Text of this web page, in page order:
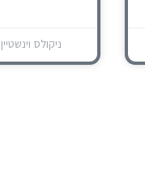
ניקולס וינשטיין